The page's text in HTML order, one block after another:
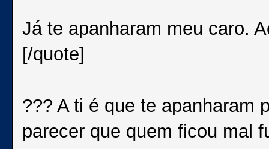
Já te apanharam meu caro.
[/quote]
??? A ti é que te apanharam
parecer que quem ficou mal